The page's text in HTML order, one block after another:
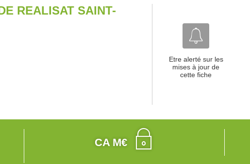
REALISAT SAINT-
Etre alerté sur les
mises à jour de
cette fiche
CA M€